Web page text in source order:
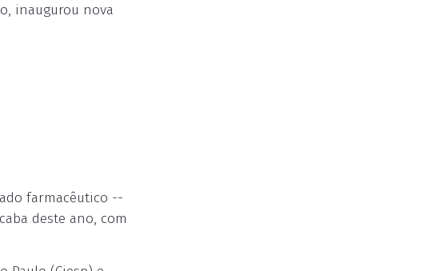
inaugurou nova
farmacêutico --
deste ano, com